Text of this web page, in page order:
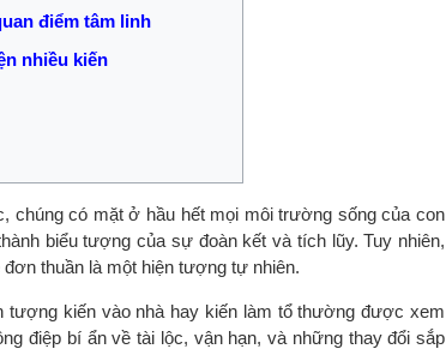
điểm tâm linh
nhiều kiến
chúng có mặt ở hầu hết mọi môi trường sống của con
biểu tượng của sự đoàn kết và tích lũy. Tuy nhiên,
thuần là một hiện tượng tự nhiên.
tượng kiến vào nhà hay kiến làm tổ thường được xem
điệp bí ẩn về tài lộc, vận hạn, và những thay đổi sắp